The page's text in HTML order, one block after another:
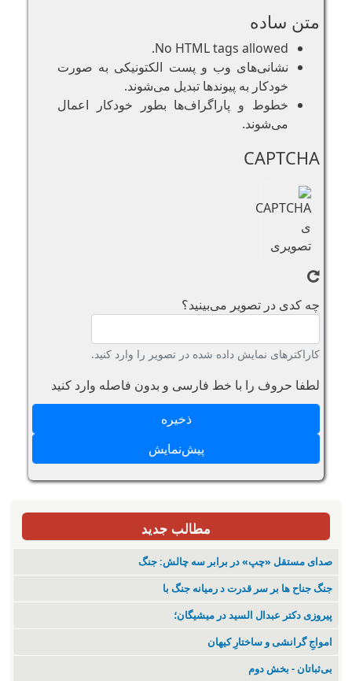
متن ساده
No HTML tags allowed.
نشانی‌های وب و پست الکتونیکی به صورت
خودکار به پیوند‌ها تبدیل می‌شوند.
خطوط و پاراگراف‌ها بطور خودکار اعمال
می‌شوند.
CAPTCHA
چه کدی در تصویر می‌بینید؟
کاراکترهای نمایش داده شده در تصویر را وارد کنید.
لطفا حروف را با خط فارسی و بدون فاصله وارد کنید
مطالب جدید
صدای مستقل «چپ» در برابر سه چالش: جنگ
جنگ جناح ها بر سر قدرت د رمیانە جنگ با
پیروزی دکتر عبدال السید در میشیگان؛
‌امواجِ گرانشی و ساختارِ کیهان
بی‌ثباتان - بخش دوم